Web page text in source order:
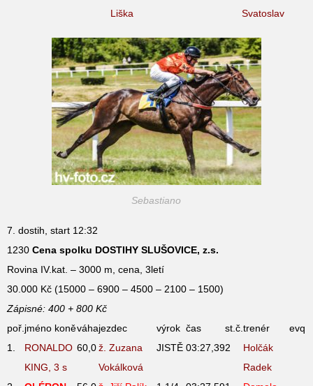
Liška Svatoslav
Sebastiano
7. dostih, start 12:32
1230 Cena spolku DOSTIHY SLUŠOVICE, z.s.
Rovina IV.kat. – 3000 m, cena, 3letí
30.000 Kč (15000 – 6900 – 4500 – 2100 – 1500)
Zápisné: 400 + 800 Kč
poř. jméno koněváhajezdec výrok čas st.č. trenér
evq
1.
RONALDO
KING, 3 s
60,0ž. Zuzana
Vokálková
JISTĚ 03:27,392
Holčák
Radek